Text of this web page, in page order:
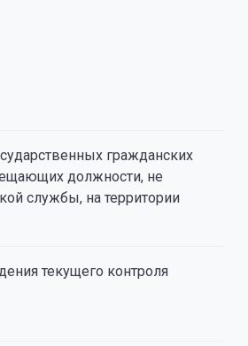
гражданских
должности, не
службы, на территории
текущего контроля